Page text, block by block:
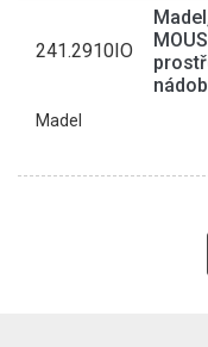
241.2910IO
Madel